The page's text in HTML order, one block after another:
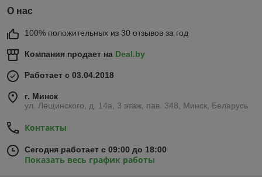
О нас
100% положительных из 30 отзывов за год
Компания продает на Deal.by
Работает с 03.04.2018
г. Минск
ул. Лещинского, д. 14а, 3 этаж, пав. 348, Минск, Беларусь
Контакты
Сегодня работает с 09:00 до 18:00
Показать весь график работы